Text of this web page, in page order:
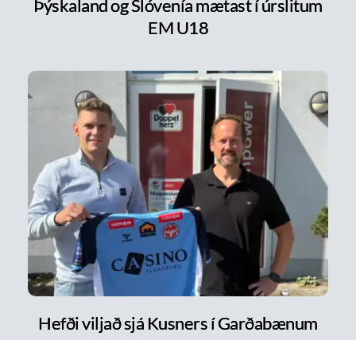
Þýskaland og Slóvenía mætast í úrslitum
EM U18
Hefði viljað sjá Kusners í Garðabænum